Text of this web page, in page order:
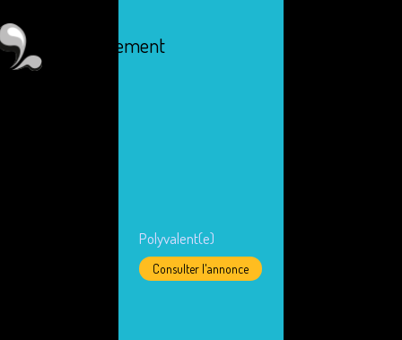
Recrutement
Polyvalent(e)
Consulter l'annonce